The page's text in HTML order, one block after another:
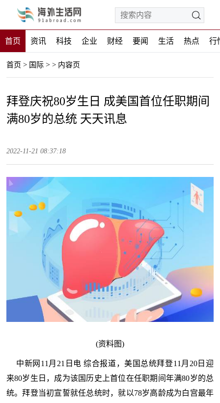
首页 资讯 科技 企业 财经 要闻 生活 热点 行
首页 > 国际 > > 内容页
拜登庆祝80岁生日 成美国首位任职期间
满80岁的总统 天天讯息
2022-11-21 08:37:18
(资料图)
中新网11月21日电 综合报道，美国总统拜登11月20日迎
来80岁生日，成为该国历史上首位在任职期间年满80岁的总
统。拜登当初宣誓就任总统时，就以78岁高龄成为白宫最年